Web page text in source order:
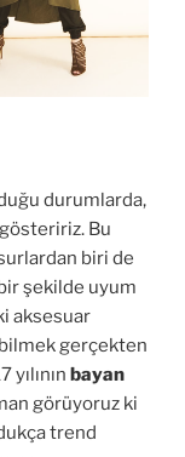
durumlarda,
Bu
biri de
şekilde uyum
aksesuar
gerçekten
bayan
görüyoruz ki
trend